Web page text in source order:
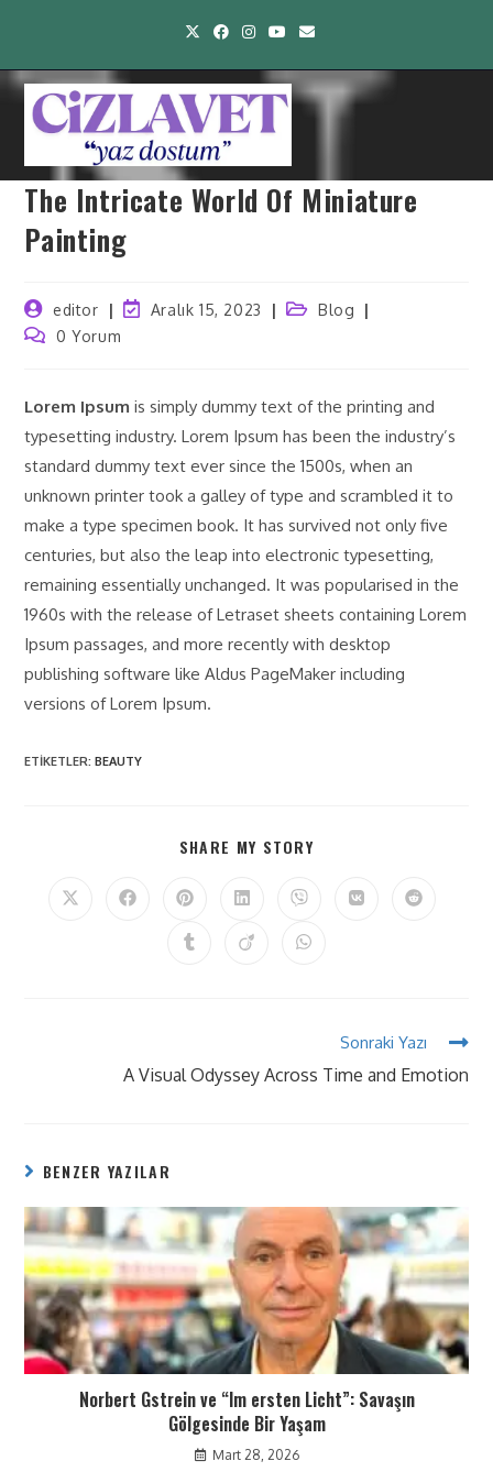
The Intricate World Of Miniature
Painting
editor Aralık 15, 2023
Blog
0 Yorum
Lorem Ipsum is simply dummy text of the printing and
typesetting industry. Lorem Ipsum has been the industry’s
standard dummy text ever since the 1500s, when an
unknown printer took a galley of type and scrambled it to
make a type specimen book. It has survived not only five
centuries, but also the leap into electronic typesetting,
remaining essentially unchanged. It was popularised in the
1960s with the release of Letraset sheets containing Lorem
Ipsum passages, and more recently with desktop
publishing software like Aldus PageMaker including
versions of Lorem Ipsum.
ETIKETLER:BEAUTY
SHARE MY STORY
Sonraki Yazı
A Visual Odyssey Across Time and Emotion
BENZER YAZILAR
Norbert Gstrein ve “Im ersten Licht”: Savaşın
Gölgesinde Bir Yaşam
Mart 28, 2026